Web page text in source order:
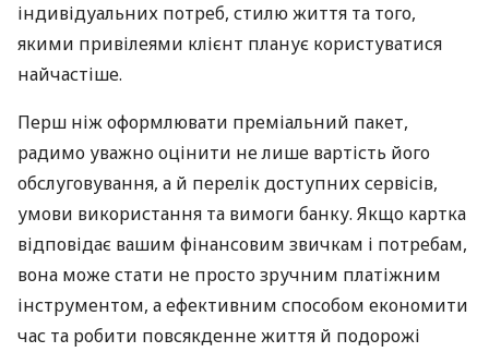
індивідуальних потреб, стилю життя та того,
якими привілеями клієнт планує користуватися
найчастіше.
Перш ніж оформлювати преміальний пакет,
радимо уважно оцінити не лише вартість його
обслуговування, а й перелік доступних сервісів,
умови використання та вимоги банку. Якщо картка
відповідає вашим фінансовим звичкам і потребам,
вона може стати не просто зручним платіжним
інструментом, а ефективним способом економити
час та робити повсякденне життя й подорожі